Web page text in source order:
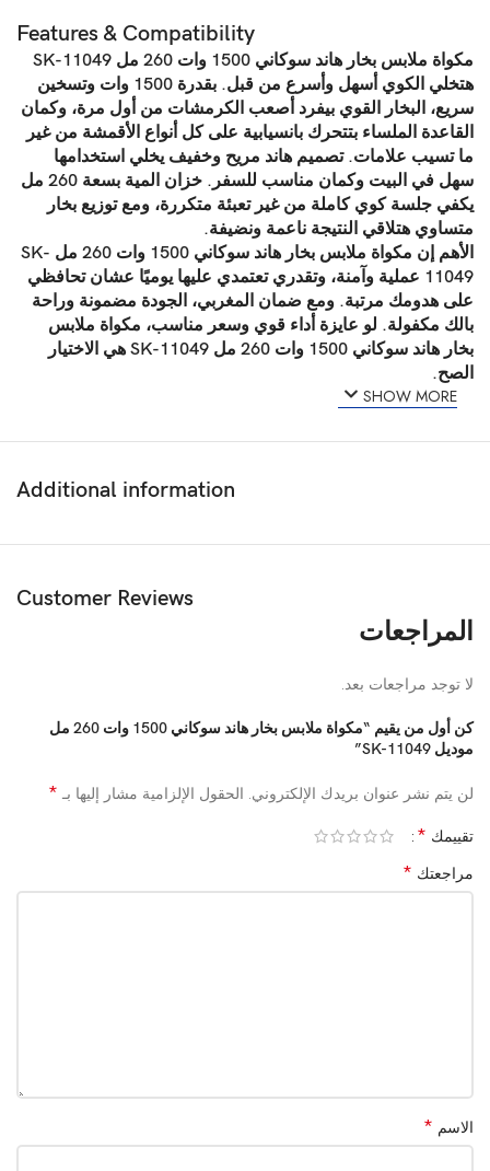
Features & Compatibility
مكواة ملابس بخار هاند سوكاني 1500 وات 260 مل SK-11049
هتخلي الكوي أسهل وأسرع من قبل. بقدرة 1500 وات وتسخين
سريع، البخار القوي بيفرد أصعب الكرمشات من أول مرة، وكمان
القاعدة الملساء بتتحرك بانسيابية على كل أنواع الأقمشة من غير
ما تسيب علامات. تصميم هاند مريح وخفيف يخلي استخدامها
سهل في البيت وكمان مناسب للسفر. خزان المية بسعة 260 مل
يكفي جلسة كوي كاملة من غير تعبئة متكررة، ومع توزيع بخار
متساوي هتلاقي النتيجة ناعمة ونضيفة.
الأهم إن
مكواة ملابس بخار هاند سوكاني 1500 وات 260 مل SK-
11049 عملية وآمنة، وتقدري تعتمدي عليها يوميًا عشان تحافظي
على هدومك مرتبة. ومع ضمان المغربي، الجودة مضمونة وراحة
بالك مكفولة. لو عايزة أداء قوي وسعر مناسب، مكواة ملابس
بخار هاند سوكاني 1500 وات 260 مل SK-11049
هي الاختيار
الصح.
SHOW MORE
Additional information
Customer Reviews
المراجعات
لا توجد مراجعات بعد.
كن أول من يقيم “مكواة ملابس بخار هاند سوكاني 1500 وات 260 مل
موديل SK-11049”
لن يتم نشر عنوان بريدك الإلكتروني. الحقول الإلزامية مشار إليها بـ *
تقييمك *
مراجعتك *
الاسم *